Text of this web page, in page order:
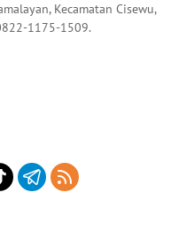
Kecamatan Cisewu,
1175-1509.